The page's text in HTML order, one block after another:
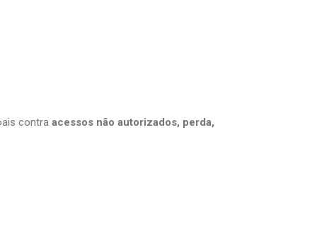
contra acessos não autorizados, perda,